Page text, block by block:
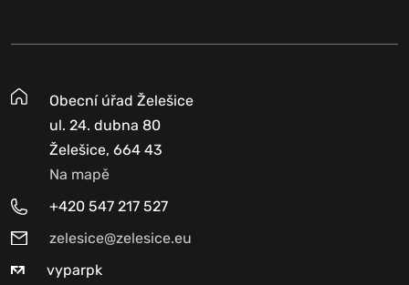
Obecní úřad Želešice
ul. 24. dubna 80
Želešice, 664 43
Na mapě
+420 547 217 527
zelesice@zelesice.eu
vyparpk